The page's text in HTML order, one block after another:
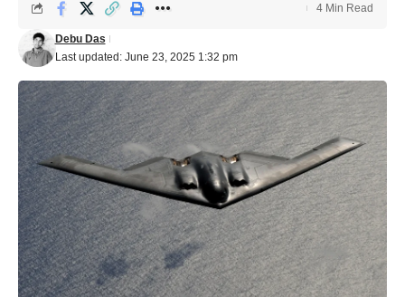
Last updated: June 23, 2025 1:32 pm
Debu Das
4 Min Read